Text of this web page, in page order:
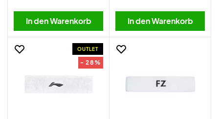
In den Warenkorb In den Warenkorb
OUTLET
- 28%